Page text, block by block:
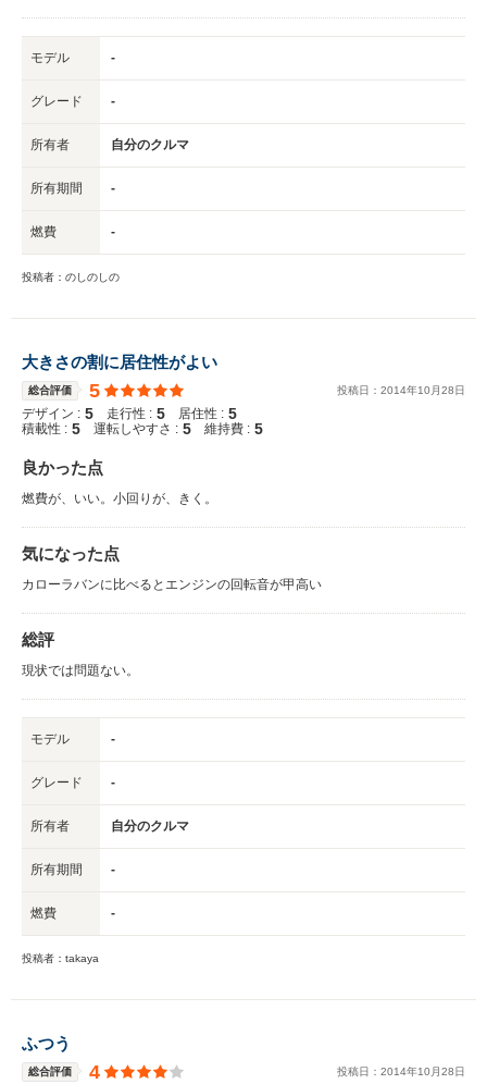
モデル -
グレード -
所有者 自分のクルマ
所有期間 -
燃費 -
投稿者：のしのしの
大きさの割に居住性がよい
総合評価 5 投稿日： 2014年10 月28日
デザイン : 5 走行性 : 5 居住性 : 5
積載性 : 5 運転しやすさ : 5 維持費 : 5
良かった点
燃費が、いい。小回りが、きく。
気になった点
カローラバンに比べるとエンジンの回転音が甲高い
総評
現状では問題ない。
モデル -
グレード -
所有者 自分のクルマ
所有期間 -
燃費 -
投稿者：takaya
ふつう
総合評価 4 投稿日： 2014年10 月28日